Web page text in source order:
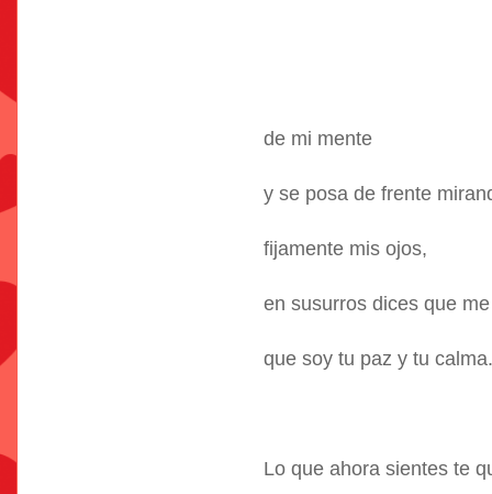
de mi mente
y se posa de frente
fijamente mis ojos,
en susurros dices que
que soy tu paz y tu calma.
Lo que ahora sientes te